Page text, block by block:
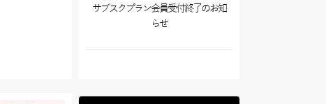
サブスクプラン会員受付終了のお知
らせ